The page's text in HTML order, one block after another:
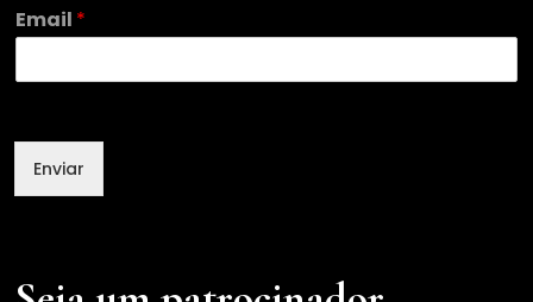
E
m
i
m
i
m
Email *
Enviar